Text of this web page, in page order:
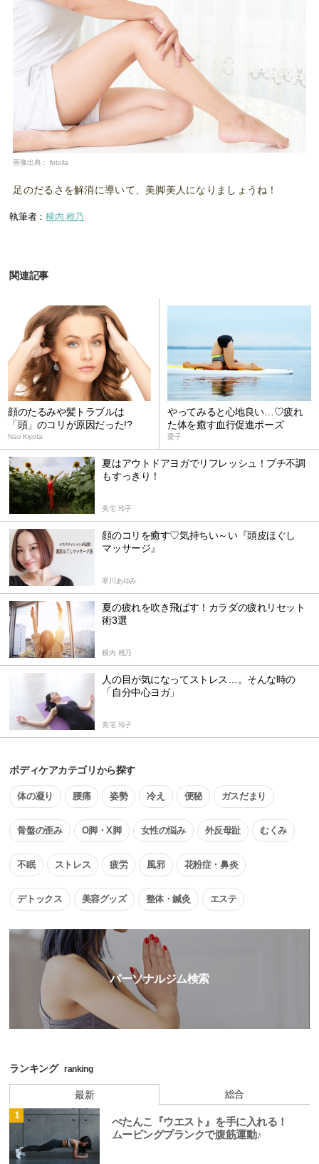
画像出典： fotolia
足のだるさを解消に導いて、美脚美人になりましょうね！
執筆者： 横内 稚乃
関連記事
顔のたるみや髪トラブルは
「頭」のコリが原因だった!?
Nao Kiyota
やってみると心地良い…♡疲れ
た体を癒す血行促進ポーズ
愛子
夏はアウトドアヨガでリフレッシュ！プチ不調
もすっきり！
美宅 玲子
顔のコリを癒す♡気持ちい～い『頭皮ほぐし
マッサージ』
寒川あゆみ
夏の疲れを吹き飛ばす！カラダの疲れリセット
術3選
横内 稚乃
人の目が気になってストレス…。そんな時の
「自分中心ヨガ」
美宅 玲子
ボディケアカテゴリから探す
体の凝り 腰痛 姿勢 冷え 便秘 ガスだまり
骨盤の歪み O脚・X脚 女性の悩み 外反母趾 むくみ
不眠 ストレス 疲労 風邪 花粉症・鼻炎
デトックス 美容グッズ 整体・鍼灸 エステ
パーソナルジム検索
ランキング ranking
最新 総合
1
ぺたんこ『ウエスト』を手に入れる！
ムービングプランクで腹筋運動♪